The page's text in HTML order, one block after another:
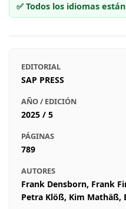
✅ Todos los idiomas
EDITORIAL
SAP PRESS
AÑO / EDICIÓN
2025 / 5
PÁGINAS
789
AUTORES
Frank Densborn, Frank
Petra Klöß, Kim Mathäß,